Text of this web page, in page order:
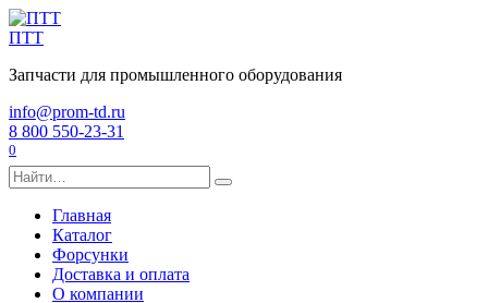
Перейти
к
ПТТ
Запчасти для промышленного оборудования
info@prom-td.ru
8 800 550-23-31
0
Search
for:
Главная
Каталог
Форсунки
Доставка и оплата
О компании